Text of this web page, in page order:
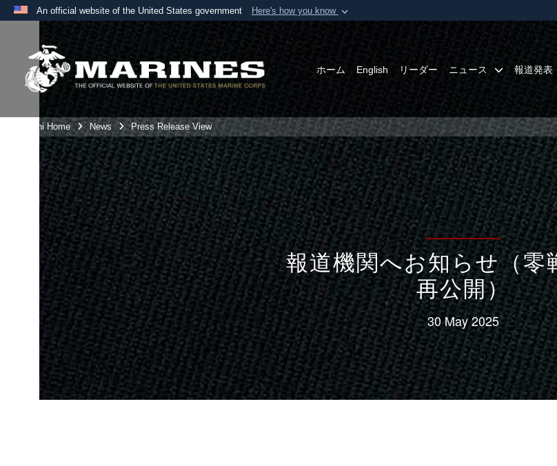
An official website of the United States government Here's how you know
Official websites use .mil
A
the United States.
Secure
Share
ホーム English リーダー ニュース 報道発表
Iwakuni Home News Press Release View
報道機関へお知らせ（零
再公開）
30 May 2025